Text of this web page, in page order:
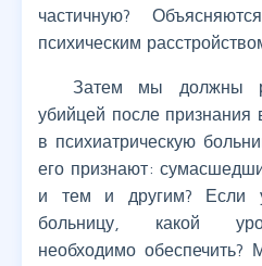
частичную?
психическим
Затем мы должны
убийцей после признания
в психиатрическую
его признают:
и тем и другим? Если
больницу, какой
необходимо